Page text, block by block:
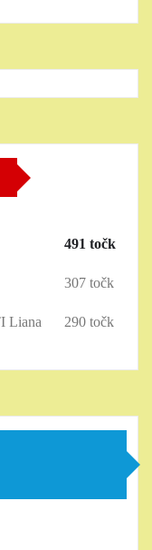
491 točk
307 točk
Liana 290 točk